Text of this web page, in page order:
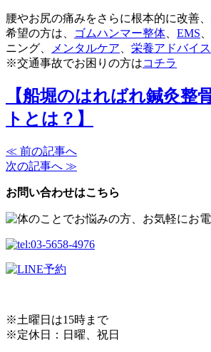
腰やお尻の痛みをさらに根本的に改善
希望の方は、
ゴムハンマー整体 EMS
ニング、
メンタルケア 栄養アドバイス
※交通事故でお困りの方はコチラ
【船堀のはればれ鍼灸整
トとは？】
≪ 前の記事へ
次の記事へ ≫
お問い合わせはこちら
※土曜日は15時まで
※定休日：日曜、祝日